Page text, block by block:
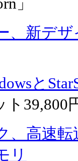
」
、新デザ
と
ト39,800
、高速
リ